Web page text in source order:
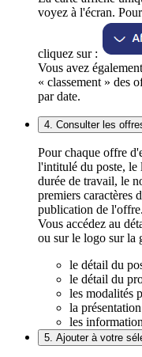
voyez à l'écran.
cliquez sur :
Vous avez
« classement » des
par date.
4. Consulter les
Pour chaque offre
l'intitulé du poste, le
durée de travail, le
premiers caractères
publication de l'offre.
Vous accédez au
ou sur le logo sur la
le détail du
le détail du
les modalités
la
les
5. Ajouter à votre